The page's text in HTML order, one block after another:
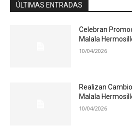
ÚLTIMAS ENTRADAS
Celebran
Malala
10/04/2026
Realizan
Malala
10/04/2026